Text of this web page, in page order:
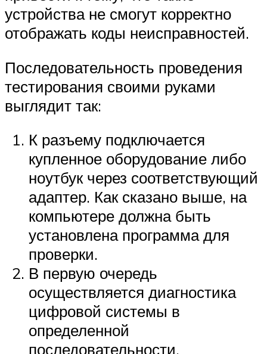
устройства не смогут корректно
отображать коды неисправностей.
Последовательность проведения
тестирования своими руками
выглядит так:
К разъему подключается
купленное оборудование либо
ноутбук через соответствующий
адаптер. Как сказано выше, на
компьютере должна быть
установлена программа для
проверки.
В первую очередь
осуществляется диагностика
цифровой системы в
определенной
последовательности.